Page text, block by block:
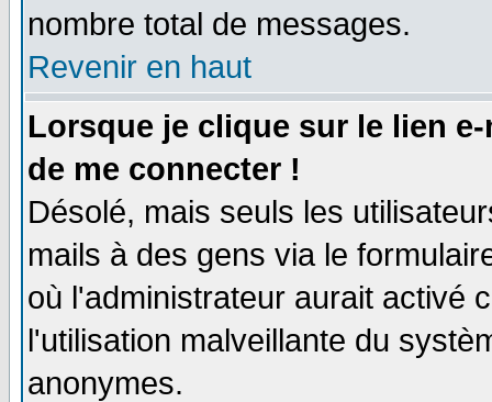
nombre total de messages.
Revenir en haut
Lorsque je clique sur le lien
de me connecter !
Désolé, mais seuls les
mails à des gens via le
où l'administrateur aurait activé
l'utilisation malveillante du
anonymes.